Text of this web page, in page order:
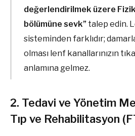
değerlendirilmek üzere
bölümüne sevk” talep edin.
sisteminden farklıdır;
olması lenf kanallarınızın
anlamına gelmez.
2. Tedavi ve Yönetim
Tıp ve Rehabilitasyon